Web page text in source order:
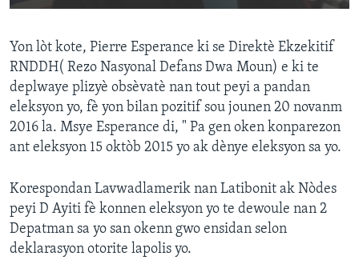
Yon lòt kote, Pierre Esperance ki se Direktè Ekzekitif
RNDDH( Rezo Nasyonal Defans Dwa Moun) e ki te
deplwaye plizyè obsèvatè nan tout peyi a pandan
eleksyon yo, fè yon bilan pozitif sou jounen 20 novanm
2016 la. Msye Esperance di, " Pa gen oken konparezon
ant eleksyon 15 oktòb 2015 yo ak dènye eleksyon sa yo.
Korespondan Lavwadlamerik nan Latibonit ak Nòdes
peyi D Ayiti fè konnen eleksyon yo te dewoule nan 2
Depatman sa yo san okenn gwo ensidan selon
deklarasyon otorite lapolis yo.